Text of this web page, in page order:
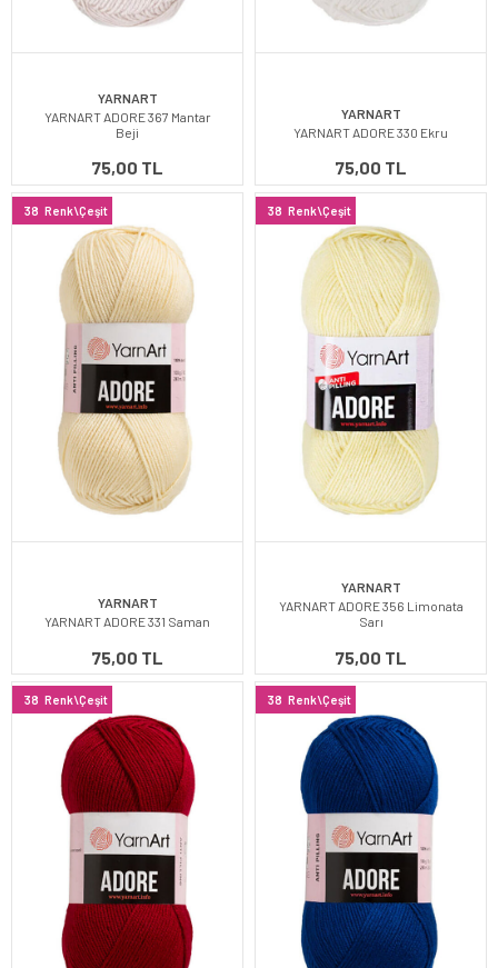
YARNART
YARNART ADORE 367 Mantar
Beji
75,00 TL
YARNART
YARNART ADORE 330 Ekru
75,00 TL
38 Renk\Çeşit
YARNART
YARNART ADORE 331 Saman
75,00 TL
38 Renk\Çeşit
YARNART
YARNART ADORE 356 Limonata
Sarı
75,00 TL
38 Renk\Çeşit 38 Renk\Çeşit